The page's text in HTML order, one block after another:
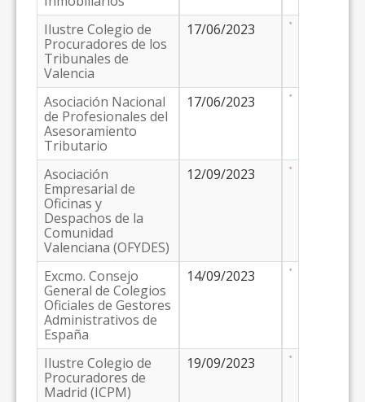
Ilustre Colegio de
Procuradores de los
Tribunales de
Valencia
17/06/2023
Asociación Nacional
de Profesionales del
Asesoramiento
Tributario
17/06/2023
Asociación
Empresarial de
Oficinas y
Despachos de la
Comunidad
Valenciana (OFYDES)
12/09/2023
Excmo. Consejo
General de Colegios
Oficiales de Gestores
Administrativos de
España
14/09/2023
Ilustre Colegio de
Procuradores de
Madrid (ICPM)
19/09/2023